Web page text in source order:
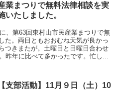
業まつりで無料法律相談を実
いたしました。
、第63回東村山市民産業まつりで無
た。両日ともおおむね天気が良かっ
つきまたが。土曜日と日曜日合わせ
昨年に比べて多かったです。忙し...
【支部活動】11月９日（土）10